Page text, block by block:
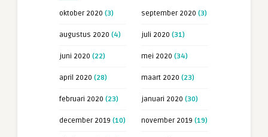
oktober 2020 (3) september 2020 (3)
augustus 2020 (4) juli 2020 (31)
juni 2020 (22) mei 2020 (34)
april 2020 (28) maart 2020 (23)
februari 2020 (23) januari 2020 (30)
december 2019 (10) november 2019 (19)